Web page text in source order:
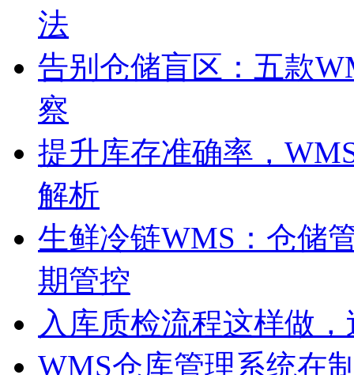
法
告别仓储盲区：五款
察
提升库存准确率，
解析
生鲜冷链WMS：仓储
期管控
入库质检流程这样做
WMS仓库管理系统在